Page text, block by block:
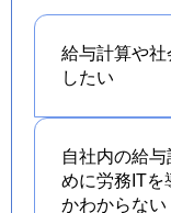
給与計算や
したい
自社内の給
めに労務ITを
かわからない